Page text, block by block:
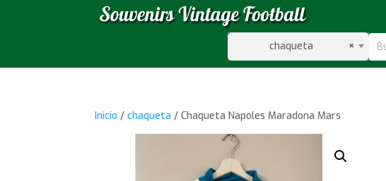
×
chaqueta
Inicio /chaqueta / Chaqueta Napoles Maradona Mars